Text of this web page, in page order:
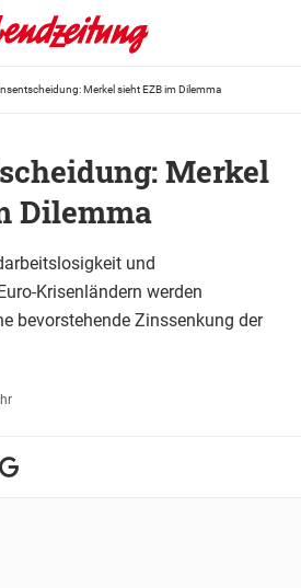
Merkel sieht EZB im Dilemma
Merkel
Dilemma
und
Krisenländern werden
bevorstehende Zinssenkung der